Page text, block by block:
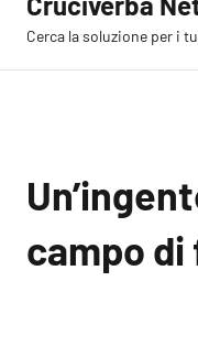
contenuto
Cerca la soluzione per i
campo di